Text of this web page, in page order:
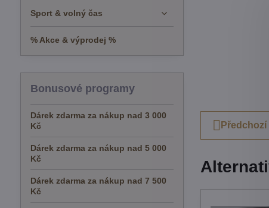
Předchozí
Sport & volný čas
% Akce & výprodej %
Bonusové programy
Dárek zdarma za nákup nad 3 000
Kč
Dárek zdarma za nákup nad 5 000
Kč
Dárek zdarma za nákup nad 7 500
Kč